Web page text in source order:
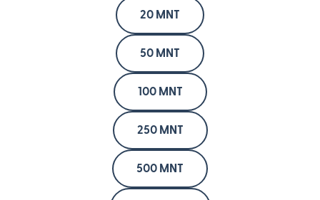
20 MNT
50 MNT
100 MNT
250 MNT
500 MNT